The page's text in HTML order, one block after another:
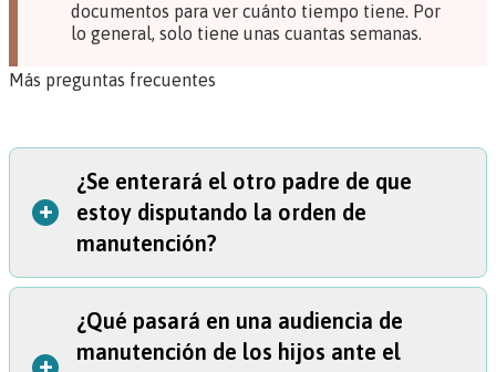
documentos para ver cuánto tiempo tiene. Por
lo general, solo tiene unas cuantas semanas.
Más preguntas frecuentes
¿Se enterará el otro padre de que
estoy disputando la orden de
manutención?
+
En un caso del Programa de manutención de los hijos
¿Qué pasará en una audiencia de
manutención de los hijos ante el
+